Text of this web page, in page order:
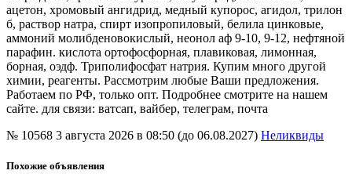
ацетон, хромовый ангидрид, медный купорос, агидол, трилон
б, раствор натра, спирт изопропиловый, белила цинковые,
аммоний молибденовокислый, неонол аф 9-10, 9-12, нефтяной
парафин. кислота ортофосфорная, плавиковая, лимонная,
борная, оэдф. Триполифосфат натрия. Купим много другой
химии, реагенты. Рассмотрим любые Ваши предложения.
Работаем по РФ, только опт. Подробнее смотрите на нашем
сайте. для связи: ватсап, вайбер, телеграм, почта
№ 10568 3 августа 2026 в 08:50 (до 06.08.2027) Неликвиды
Похожие объявления